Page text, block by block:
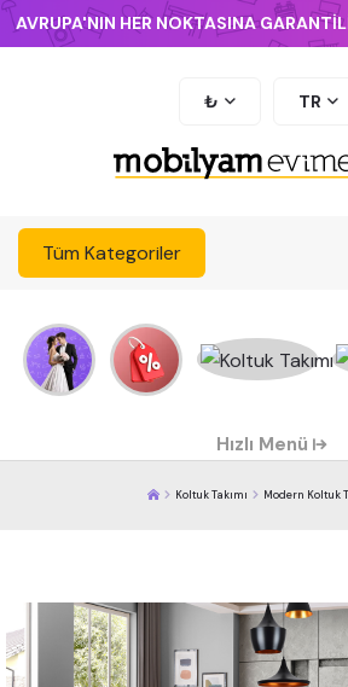
AVRUPA'NIN HER NOKTASINA
₺ TR
Tüm Kategoriler
Hızlı Menü
Koltuk Takımı Modern Koltuk